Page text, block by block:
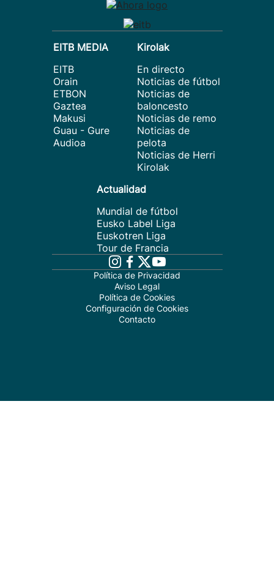
EITB MEDIA
EITB
Orain
ETBON
Gaztea
Makusi
Guau - Gure
Audioa
Kirolak
En directo
Noticias de fútbol
Noticias de
baloncesto
Noticias de remo
Noticias de
pelota
Noticias de Herri
Kirolak
Actualidad
Mundial de fútbol
Eusko Label Liga
Euskotren Liga
Tour de Francia
Política de Privacidad
Aviso Legal
Política de Cookies
Configuración de Cookies
Contacto